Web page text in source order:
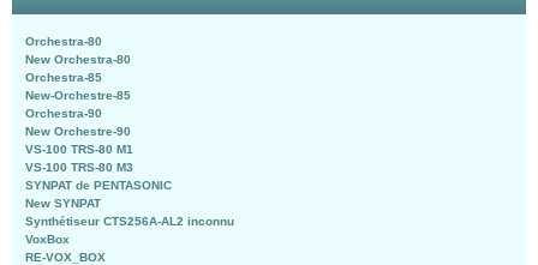
Orchestra-80
New Orchestra-80
Orchestra-85
New-Orchestre-85
Orchestra-90
New Orchestre-90
VS-100 TRS-80 M1
VS-100 TRS-80 M3
SYNPAT de PENTASONIC
New SYNPAT
Synthétiseur CTS256A-AL2 inconnu
VoxBox
RE-VOX_BOX